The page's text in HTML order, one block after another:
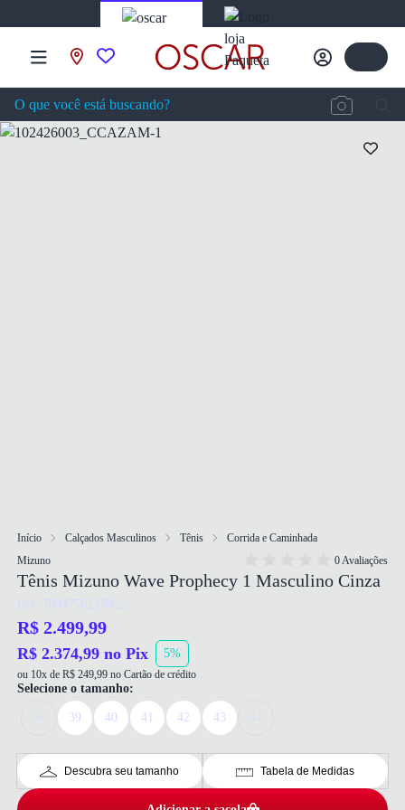
Início Calçados Masculinos Tênis
Corrida e Caminhada
Mizuno
0 Avaliações
Tênis Mizuno Wave Prophecy 1 Masculino Cinza
Ref: 7894756237062
R$ 2.499,99
R$ 2.374,99 no Pix 5%
ou 10x de R$ 249,99 no Cartão de crédito
Selecione o tamanho:
39 40 41 42 43
Descubra seu tamanho Tabela de Medidas